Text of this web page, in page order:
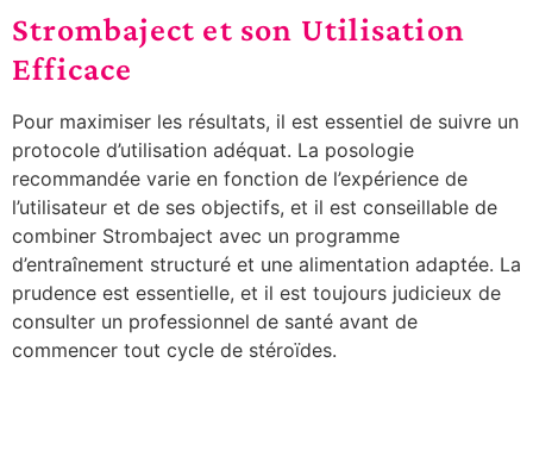
Strombaject et son Utilisation
Efficace
Pour maximiser les résultats, il est essentiel de suivre un
protocole d’utilisation adéquat. La posologie
recommandée varie en fonction de l’expérience de
l’utilisateur et de ses objectifs, et il est conseillable de
combiner Strombaject avec un programme
d’entraînement structuré et une alimentation adaptée. La
prudence est essentielle, et il est toujours judicieux de
consulter un professionnel de santé avant de
commencer tout cycle de stéroïdes.